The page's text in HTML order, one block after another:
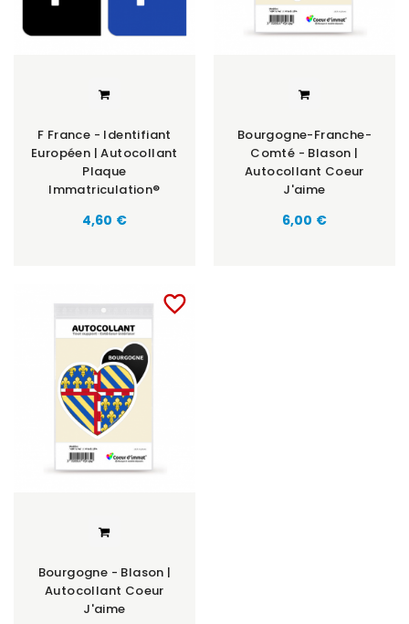
F France - Identifiant
Européen | Autocollant
Plaque
Immatriculation®
Prix
4,60 €
Bourgogne-Franche-
Comté - Blason |
Autocollant Coeur
J'aime
Prix
6,00 €
favorite_border
Bourgogne - Blason |
Autocollant Coeur
J'aime